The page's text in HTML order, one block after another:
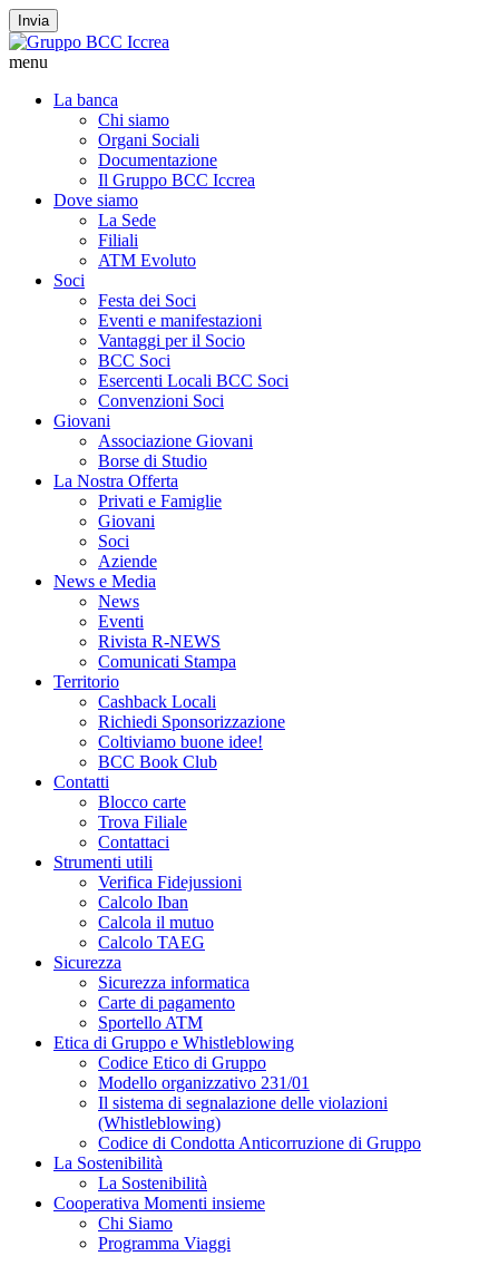
Invia
menu
La banca
Chi siamo
Organi Sociali
Documentazione
Il Gruppo BCC Iccrea
Dove siamo
La Sede
Filiali
ATM Evoluto
Soci
Festa dei Soci
Eventi e manifestazioni
Vantaggi per il Socio
BCC Soci
Esercenti Locali BCC Soci
Convenzioni Soci
Giovani
Associazione Giovani
Borse di Studio
La Nostra Offerta
Privati e Famiglie
Giovani
Soci
Aziende
News e Media
News
Eventi
Rivista R-NEWS
Comunicati Stampa
Territorio
Cashback Locali
Richiedi Sponsorizzazione
Coltiviamo buone idee!
BCC Book Club
Contatti
Blocco carte
Trova Filiale
Contattaci
Strumenti utili
Verifica Fidejussioni
Calcolo Iban
Calcola il mutuo
Calcolo TAEG
Sicurezza
Sicurezza informatica
Carte di pagamento
Sportello ATM
Etica di Gruppo e Whistleblowing
Codice Etico di Gruppo
Modello organizzativo 231/01
Il sistema di segnalazione delle violazioni
(Whistleblowing)
Codice di Condotta Anticorruzione di Gruppo
La Sostenibilità
La Sostenibilità
Cooperativa Momenti insieme
Chi Siamo
Programma Viaggi